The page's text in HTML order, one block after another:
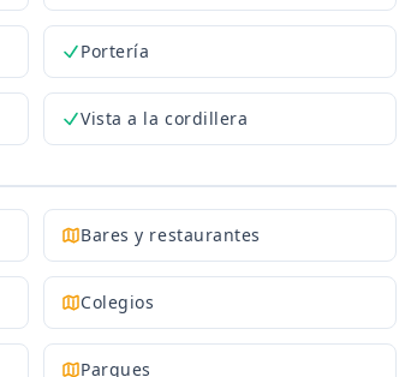
Portería
Vista a la cordillera
Bares y restaurantes
Colegios
Parques